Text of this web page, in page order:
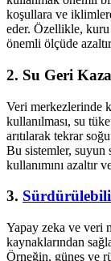
koşullara ve
eder. Özellikle, kuru
önemli ölçüde
2. Su Geri
Veri merkezlerinde
kullanılması, su
arıtılarak tekrar
Bu sistemler, suyun
kullanımını azaltır
3.
Yapay zeka ve veri
kaynaklarından
Örneğin, güneş ve